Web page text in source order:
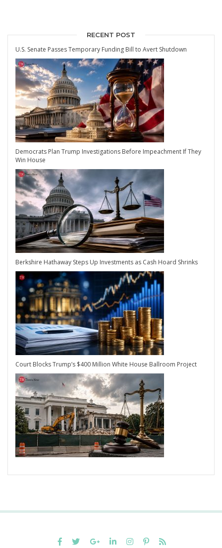
RECENT POST
U.S. Senate Passes Temporary Funding Bill to Avert Shutdown
Democrats Plan Trump Investigations Before Impeachment If They
Win House
Berkshire Hathaway Steps Up Investments as Cash Hoard Shrinks
Court Blocks Trump’s $400 Million White House Ballroom Project